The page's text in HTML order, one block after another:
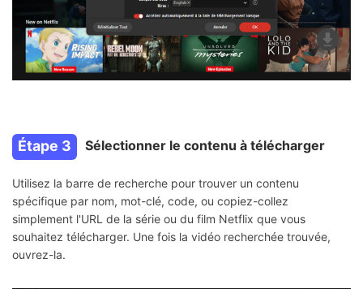
Étape 3 Sélectionner le contenu à télécharger
Utilisez la barre de recherche pour trouver un contenu
spécifique par nom, mot-clé, code, ou copiez-collez
simplement l'URL de la série ou du film Netflix que vous
souhaitez télécharger. Une fois la vidéo recherchée trouvée,
ouvrez-la.